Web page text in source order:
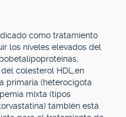
como tratamiento
los niveles elevados del
colesterol HDL,en
primaria (heterocigota
mixta (tipos
también está